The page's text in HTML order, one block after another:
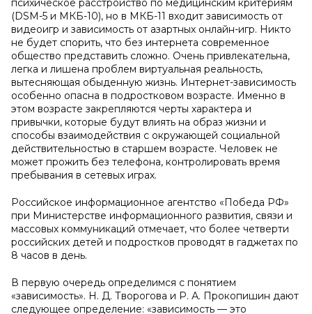
психическое расстройство по медицинским критериям
(DSM-5 и МКБ-10), но в МКБ-11 входит зависимость от
видеоигр и зависимость от азартных онлайн-игр. Никто
не будет спорить, что без интернета современное
общество представить сложно. Очень привлекательна,
легка и лишена проблем виртуальная реальность,
вытесняющая обыденную жизнь. Интернет-зависимость
особенно опасна в подростковом возрасте. Именно в
этом возрасте закрепляются черты характера и
привычки, которые будут влиять на образ жизни и
способы взаимодействия с окружающей социальной
действительностью в старшем возрасте. Человек не
может прожить без телефона, контролировать время
пребывания в сетевых играх.
Российское информационное агентство «Победа РФ»
при Министерстве информационного развития, связи и
массовых коммуникаций отмечает, что более четверти
российских детей и подростков проводят в гаджетах по
8 часов в день.
В первую очередь определимся с понятием
«зависимость». Н. Д. Творогова и Р. А. Прокопишин дают
следующее определение: «зависимость — это